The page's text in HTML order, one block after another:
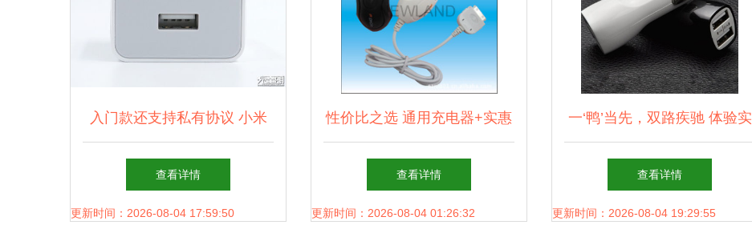
入门款还支持私有协议 小米
充电器22.5W评测与竞品对比
查看详情
更新时间：2026-08-04 17:59:50
性价比之选 通用充电器+实惠
鼠标，低价批发优质体验
查看详情
更新时间：2026-08-04 01:26:32
一‘鸭’当先，双路疾驰 体验实
用至上的2.1A双USB车载充电
器
查看详情
更新时间：2026-08-04 19:29:55